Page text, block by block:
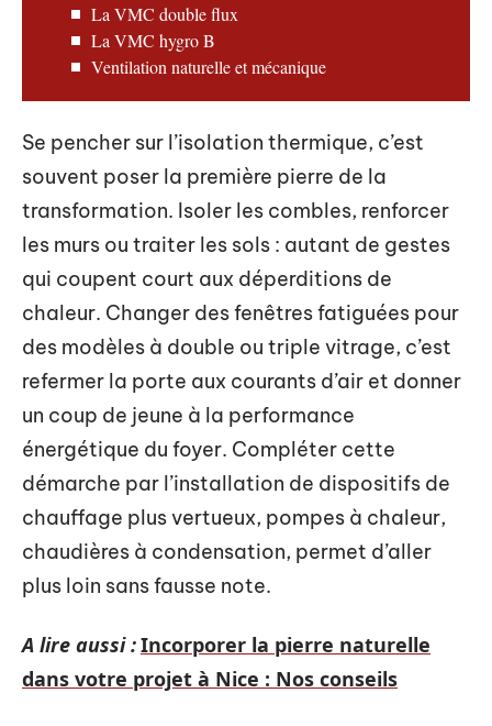
La VMC double flux
La VMC hygro B
Ventilation naturelle et mécanique
Se pencher sur l’isolation thermique, c’est
souvent poser la première pierre de la
transformation. Isoler les combles, renforcer
les murs ou traiter les sols : autant de gestes
qui coupent court aux déperditions de
chaleur. Changer des fenêtres fatiguées pour
des modèles à double ou triple vitrage, c’est
refermer la porte aux courants d’air et donner
un coup de jeune à la performance
énergétique du foyer. Compléter cette
démarche par l’installation de dispositifs de
chauffage plus vertueux, pompes à chaleur,
chaudières à condensation, permet d’aller
plus loin sans fausse note.
A lire aussi :Incorporer la pierre naturelle
dans votre projet à Nice : Nos conseils